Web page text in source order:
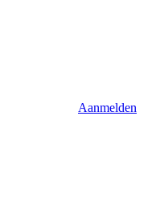
Aanmelden